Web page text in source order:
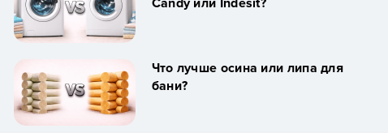
Candy или Indesit?
Что лучше осина или липа для
бани?